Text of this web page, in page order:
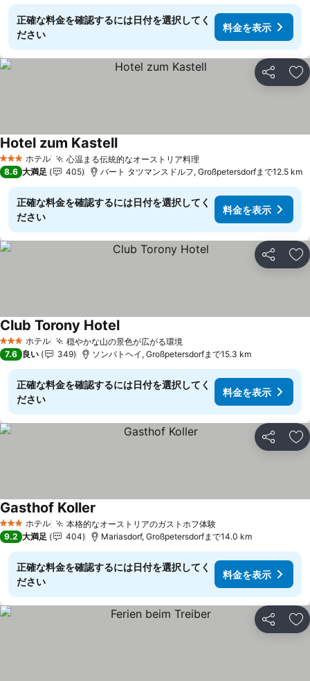
正確な料金を確認するには日付を選択してく
ださい
料金を表示
シェア お
3 ホテルのランク
ホテル 心温まる伝統的なオーストリア料理料金を表示
Hotel zum Kastell料金を表示
8.6 大満足 405 バート タツマンスドルフ, Großpetersdorfまで12.5 km
正確な料金を確認するには日付を選択してく
ださい
料金を表示
シェア お
3 ホテルのランク
ホテル 穏やかな山の景色が広がる環境料金を表示
Club Torony Hotel料金を表示
7.6 良い 349 ソンバトヘイ, Großpetersdorfまで15.3 km
正確な料金を確認するには日付を選択してく
ださい
料金を表示
シェア お
3 ホテルのランク
ホテル 本格的なオーストリアのガストホフ体験料金を表示
Gasthof Koller
9.2 大満足 404 Mariasdorf, Großpetersdorfまで14.0 km
正確な料金を確認するには日付を選択してく
ださい
料金を表示
シェア お